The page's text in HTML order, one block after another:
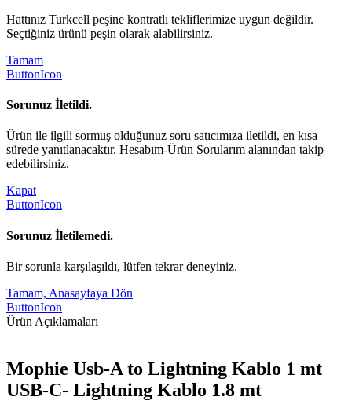
Hattınız Turkcell peşine kontratlı tekliflerimize uygun değildir.
Seçtiğiniz ürünü peşin olarak alabilirsiniz.
Tamam
ButtonIcon
Sorunuz İletildi.
Ürün ile ilgili sormuş olduğunuz soru satıcımıza iletildi, en kısa
sürede yanıtlanacaktır. Hesabım-Ürün Sorularım alanından takip
edebilirsiniz.
Kapat
ButtonIcon
Sorunuz İletilemedi.
Bir sorunla karşılaşıldı, lütfen tekrar deneyiniz.
Tamam, Anasayfaya Dön
ButtonIcon
Ürün Açıklamaları
Mophie Usb-A to Lightning Kablo 1 mt
USB-C- Lightning Kablo 1.8 mt